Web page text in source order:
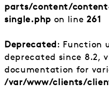
parts/content/
single.php on line261
Deprecated: Function
deprecated since 8.2,
documentation for
/var/www/clients/